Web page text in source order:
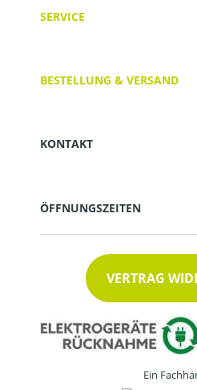
SERVICE
BESTELLUNG & VERSAND
KONTAKT
ÖFFNUNGSZEITEN
VERTRAG
Ein